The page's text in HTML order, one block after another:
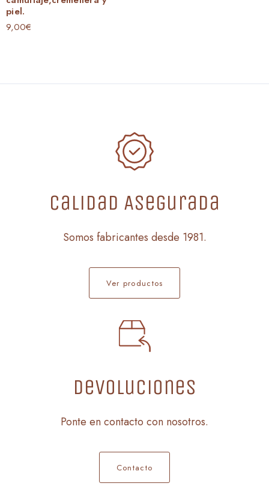
piel.
9,00€
Calidad Asegurada
Somos fabricantes desde 1981.
Ver productos
Devoluciones
Ponte en contacto con nosotros.
Contacto